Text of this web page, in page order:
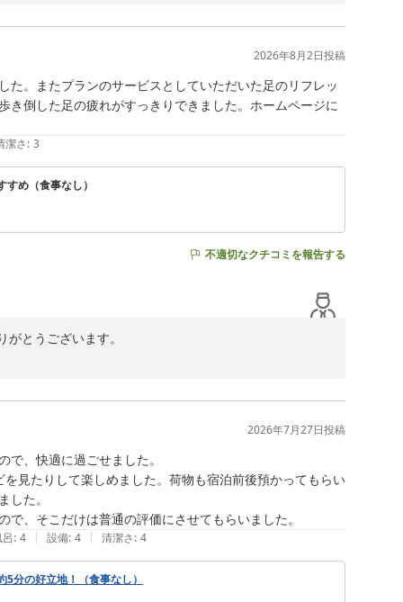
2026年8月2日投稿
。またプランのサービスとしていただいた足のリフレッ
倒した足の疲れがすっきりできました。ホームページに
潔さ: 3
め（食事なし）
不適切なクチコミを報告する
とうございます。
ランのサービスとしてお渡しした足のリフレッシュシ
2026年7月27日投稿
、快適に過ごせました。
見たりして楽しめました。荷物も宿泊前後預かってもらい
した。
、そこだけは普通の評価にさせてもらいました。
: 4 | 設備: 4 | 清潔さ: 4
分の好立地！（食事なし）